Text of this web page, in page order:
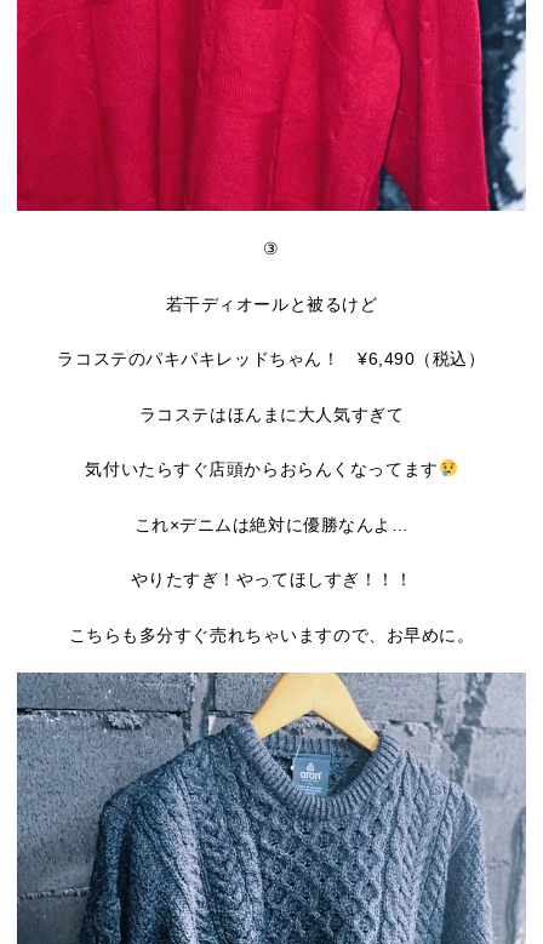
③
若干ディオールと被るけど
ラコステのパキパキレッドちゃん！ ¥6,490（税込）
ラコステはほんまに大人気すぎて
気付いたらすぐ店頭からおらんくなってます
これ×デニムは絶対に優勝なんよ…
やりたすぎ！やってほしすぎ！！！
こちらも多分すぐ売れちゃいますので、お早めに。